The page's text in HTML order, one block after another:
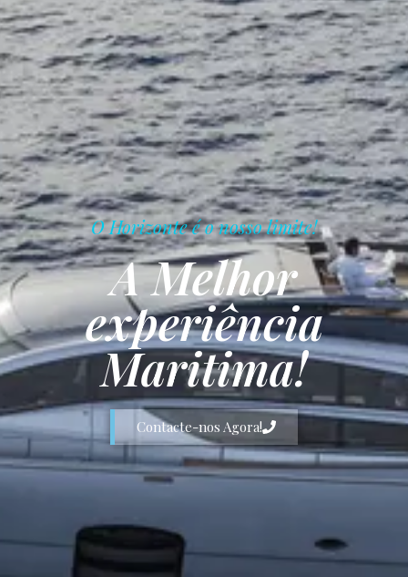
O Horizonte é o nosso limite!
A Melhor
experiência
Maritima!
Contacte-nos Agora!